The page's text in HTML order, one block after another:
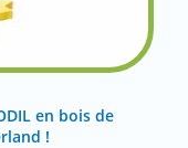
en bois de
!